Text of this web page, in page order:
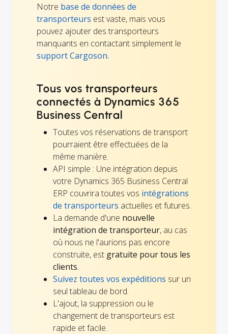
Notre base de données de
transporteurs est vaste, mais vous
pouvez ajouter des transporteurs
manquants en contactant simplement le
support Cargoson.
Tous vos transporteurs
connectés à Dynamics 365
Business Central
Toutes vos réservations de transport
pourraient être effectuées de la
même manière.
API simple : Une intégration depuis
votre Dynamics 365 Business Central
ERP couvrira toutes vos intégrations
de transporteurs actuelles et futures.
La demande d'une nouvelle
intégration de transporteur, au cas
où nous ne l'aurions pas encore
construite, est gratuite pour tous les
clients.
Suivez toutes vos expéditions sur un
seul tableau de bord.
L'ajout, la suppression ou le
changement de transporteurs est
rapide et facile.